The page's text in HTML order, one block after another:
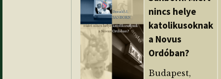
nincs helye
katolikusoknak
a Novus
Ordóban?
Budapest,